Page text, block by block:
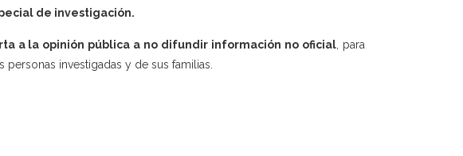
de investigación.
a la opinión pública a no difundir información no oficial , para
investigadas y de sus familias.